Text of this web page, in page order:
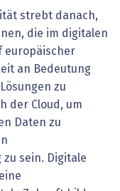
strebt danach,
die im digitalen
europäischer
an Bedeutung
zu
der Cloud, um
Daten zu
sein. Digitale